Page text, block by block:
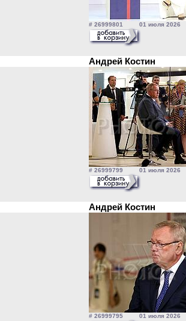
# 26999801 01 июля 2026
Андрей Костин
# 26999799 01 июля 2026
Андрей Костин
# 26999795 01 июля 2026